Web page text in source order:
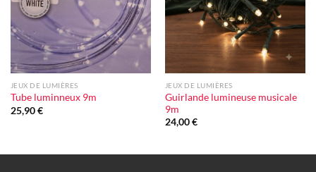
JEUX DE LUMIÈRES
Tube luminneux 9m
25,90€
JEUX DE LUMIÈRES
Guirlande lumineuse musicale
9m
24,00€